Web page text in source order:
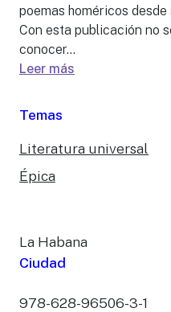
poemas homéricos
Con esta publicación no
conocer...
Leer más
Temas
Literatura universal
Épica
La Habana
Ciudad
978-628-96506-3-1